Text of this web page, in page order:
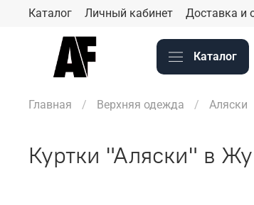
Каталог Личный кабинет Доставка и
Каталог
Главная Верхняя одежда Аляски
Куртки "Аляски" в